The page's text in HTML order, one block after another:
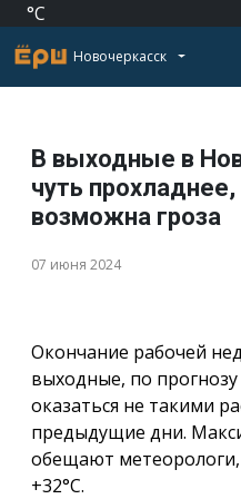
°C
Новочеркасск
В выходные в
чуть
возможна гроза
07 июня 2024
Окончание рабочей
выходные, по
оказаться не такими
предыдущие дни.
обещают
+32°С.